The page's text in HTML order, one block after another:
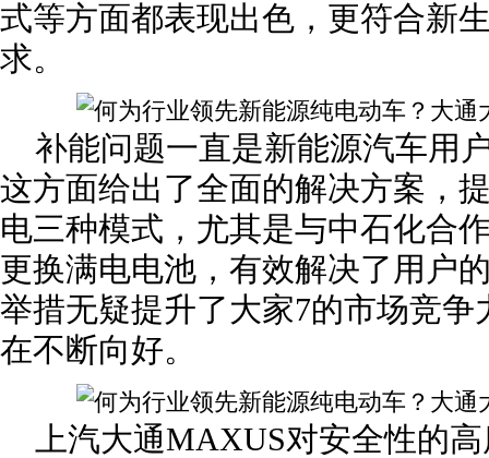
式等方面都表现出色，更符合新
求。
补能问题一直是新能源汽车用
这方面给出了全面的解决方案，
电三种模式，尤其是与中石化合
更换满电电池，有效解决了用户
举措无疑提升了大家7的市场竞
在不断向好。
上汽大通MAXUS对安全性的